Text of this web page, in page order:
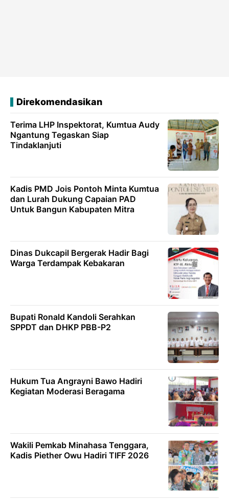
Direkomendasikan
Terima LHP Inspektorat, Kumtua Audy
Ngantung Tegaskan Siap
Tindaklanjuti
Kadis PMD Jois Pontoh Minta Kumtua
dan Lurah Dukung Capaian PAD
Untuk Bangun Kabupaten Mitra
Dinas Dukcapil Bergerak Hadir Bagi
Warga Terdampak Kebakaran
Bupati Ronald Kandoli Serahkan
SPPDT dan DHKP PBB-P2
Hukum Tua Angrayni Bawo Hadiri
Kegiatan Moderasi Beragama
Wakili Pemkab Minahasa Tenggara,
Kadis Piether Owu Hadiri TIFF 2026